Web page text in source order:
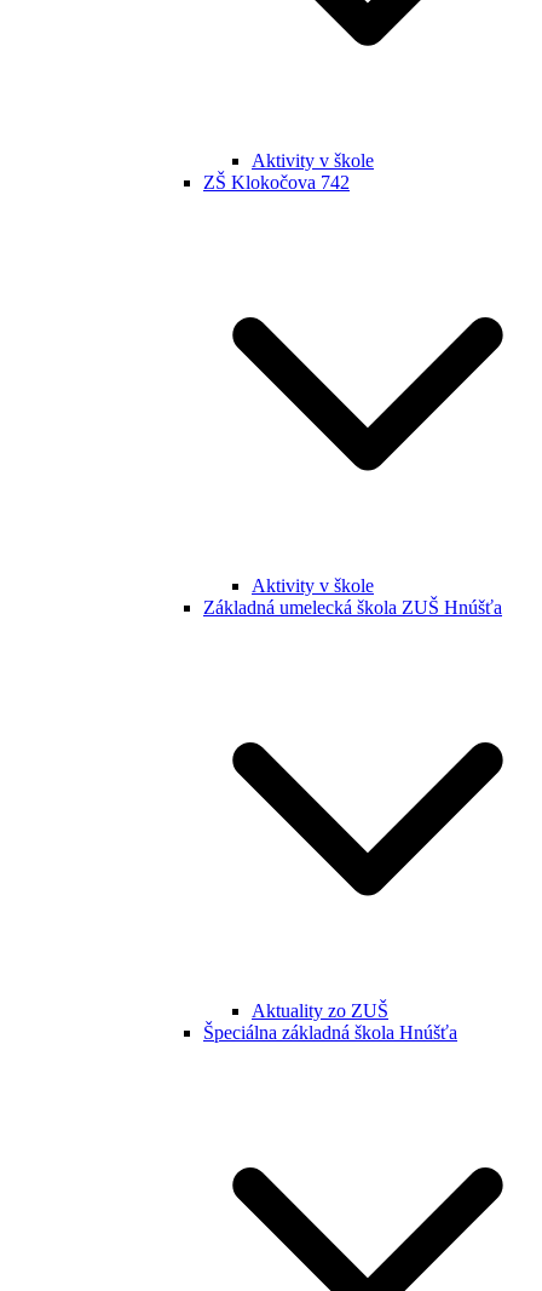
Aktivity v škole
ZŠ Klokočova 742
Aktivity v škole
Základná umelecká škola ZUŠ Hnúšťa
Aktuality zo ZUŠ
Špeciálna základná škola Hnúšťa